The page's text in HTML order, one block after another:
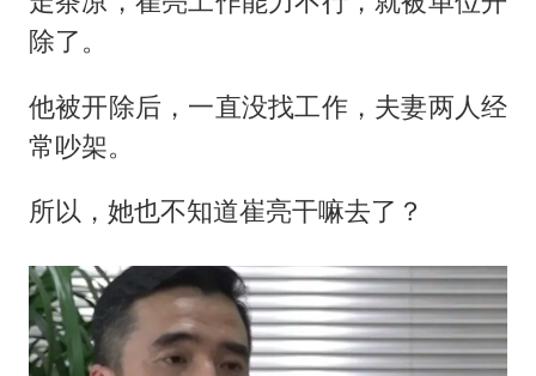
除了。
他被开除后，一直没找工作，夫妻两人经
常吵架。
所以，她也不知道崔亮干嘛去了？